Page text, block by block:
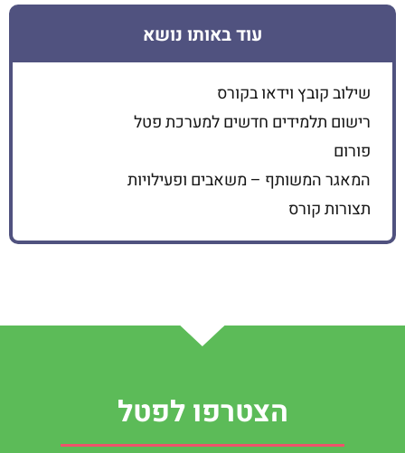
עוד באותו נושא
שילוב קובץ וידאו בקורס
רישום תלמידים חדשים למערכת פטל
פורום
המאגר המשותף – משאבים ופעילויות
תצורות קורס
הצטרפו לפטל